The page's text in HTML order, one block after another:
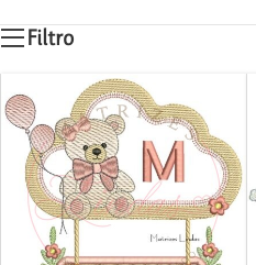
Filtro